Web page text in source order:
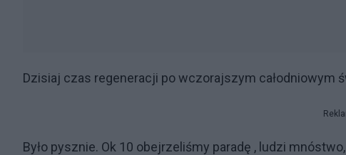
Dzisiaj czas regeneracji po wczorajszym całodniowym
Było pysznie. Ok 10 obejrzeliśmy paradę , ludzi